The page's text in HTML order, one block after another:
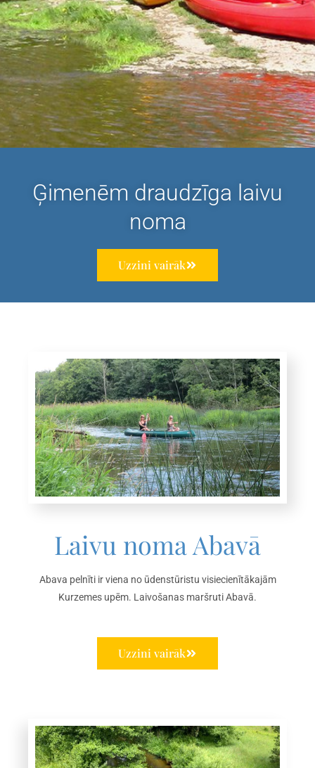
Ģimenēm draudzīga laivu
noma
Uzzini vairāk
Laivu noma Abavā
Abava pelnīti ir viena no ūdenstūristu visiecienītākajām
Kurzemes upēm. Laivošanas maršruti Abavā.
Uzzini vairāk